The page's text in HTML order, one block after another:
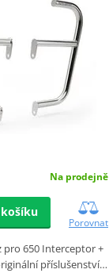
Na prodejně
košíku
Porovnat
pro 650 Interceptor +
příslušenství…